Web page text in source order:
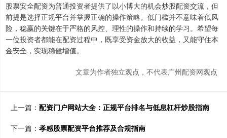
股票安全配资为普通投资者提供了以小博大的机会炒股配资交流，但
前提是选择正规平台并掌握正确的操作策略。低门槛并不意味着低风
险，稳赢的关键在于严格的风控、理性的操作和持续的学习。希望每
一位投资者都能在配资过程中，既享受资金放大的收益，又能守住本
金安全，实现稳健增值。
文章为作者独立观点，不代表广州配资网观点
上一篇： 配资门户网站大全：正规平台排名与低息杠杆炒股指南
下一篇： 孝感股票配资平台推荐及合规指南